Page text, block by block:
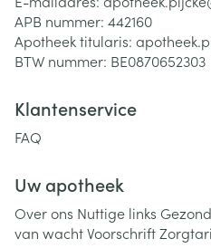
APB nummer: 442160
Apotheek titularis:
BTW nummer: BE0870652303
Klantenservice
FAQ
Uw apotheek
Over ons Nuttige links
van wachtVoorschrift